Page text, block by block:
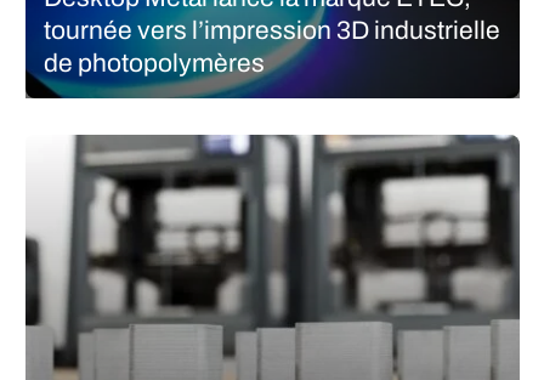
tournée vers l’impression 3D industrielle
de photopolymères
EnvisionTEC, le principal fabricant d’imprimantes DLP. En
l’honneur de cet anniversaire, ou peut-être simplement par
coïncidence, l’entreprise américaine a annoncé le lancement
d’ETEC, une nouvelle marque issue des…
LIRE LA SUITE